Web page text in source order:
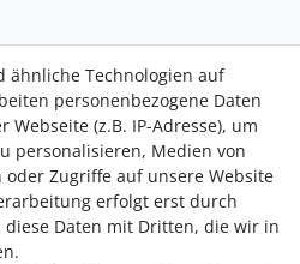
echtem Salzkristall
und austauschbarer Elektrik
Unikat. Ein natürliches
-dekorativ,
.
ähnliche Technologien auf
personenbezogene Daten
(z.B. IP-Adresse), um
personalisieren, Medien von
Zugriffe auf unsere Website
erfolgt erst durch
diese Daten mit Dritten, die wir in